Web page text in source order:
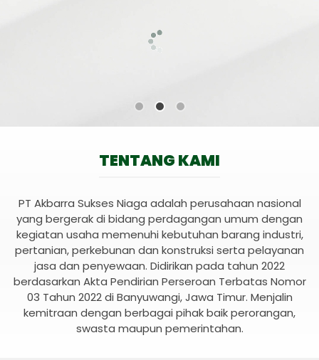
TENTANG KAMI
PT Akbarra Sukses Niaga adalah perusahaan nasional
yang bergerak di bidang perdagangan umum dengan
kegiatan usaha memenuhi kebutuhan barang industri,
pertanian, perkebunan dan konstruksi serta pelayanan
jasa dan penyewaan. Didirikan pada tahun 2022
berdasarkan Akta Pendirian Perseroan Terbatas Nomor
03 Tahun 2022 di Banyuwangi, Jawa Timur. Menjalin
kemitraan dengan berbagai pihak baik perorangan,
swasta maupun pemerintahan.